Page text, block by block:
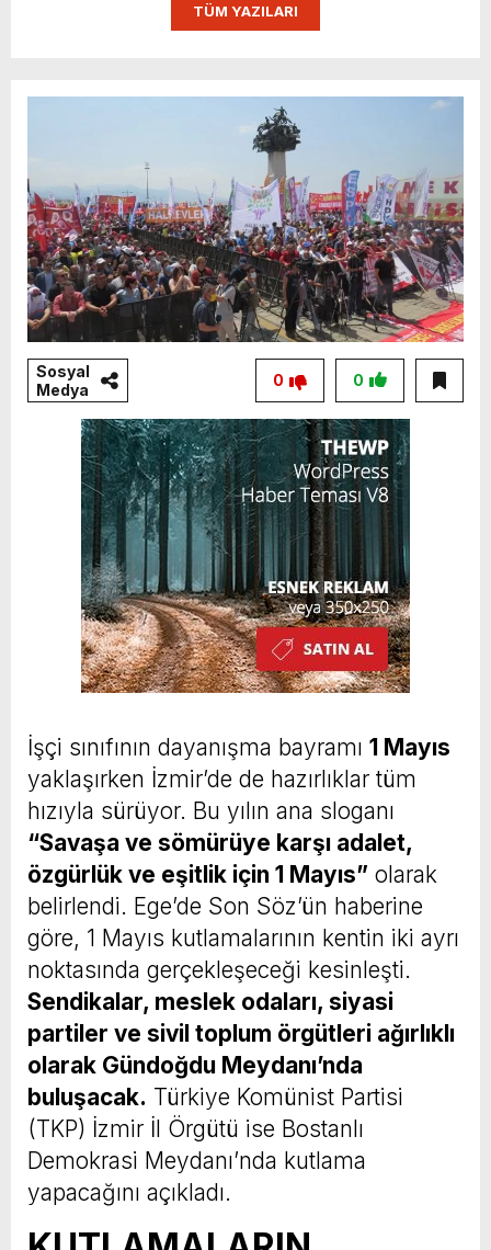
TÜM YAZILARI
Sosyal
Medya
0
0
İşçi sınıfının dayanışma bayramı 1 Mayıs
yaklaşırken İzmir’de de hazırlıklar tüm
hızıyla sürüyor. Bu yılın ana sloganı
“Savaşa ve sömürüye karşı adalet,
özgürlük ve eşitlik için 1 Mayıs” olarak
belirlendi. Ege’de Son Söz’ün haberine
göre, 1 Mayıs kutlamalarının kentin iki ayrı
noktasında gerçekleşeceği kesinleşti.
Sendikalar, meslek odaları, siyasi
partiler ve sivil toplum örgütleri ağırlıklı
olarak Gündoğdu Meydanı’nda
buluşacak. Türkiye Komünist Partisi
(TKP) İzmir İl Örgütü ise Bostanlı
Demokrasi Meydanı’nda kutlama
yapacağını açıkladı.